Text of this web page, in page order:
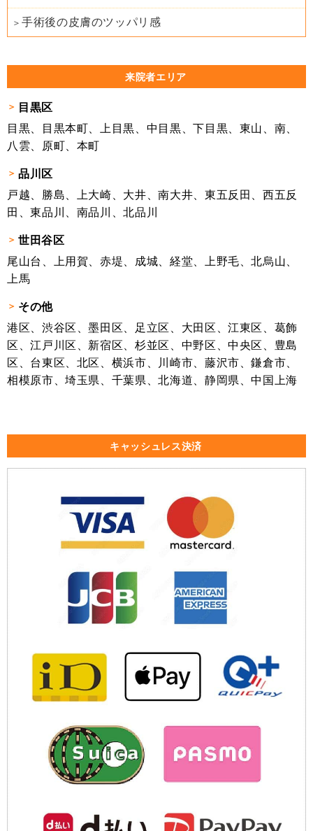
手術後の皮膚のツッパリ感
来院者エリア
目黒区
目黒、目黒本町、上目黒、中目黒、下目黒、東山、南、
八雲、原町、本町
品川区
戸越、勝島、上大崎、大井、南大井、東五反田、西五反
田、東品川、南品川、北品川
世田谷区
尾山台、上用賀、赤堤、成城、経堂、上野毛、北烏山、
上馬
その他
港区、渋谷区、墨田区、足立区、大田区、江東区、葛飾
区、江戸川区、新宿区、杉並区、中野区、中央区、豊島
区、台東区、北区、横浜市、川崎市、藤沢市、鎌倉市、
相模原市、埼玉県、千葉県、北海道、静岡県、中国上海
キャッシュレス決済